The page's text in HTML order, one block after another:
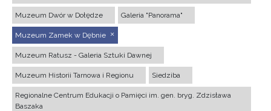
Muzeum Dwór w Dołędze Galeria "Panorama"
Muzeum Zamek w Dębnie
Muzeum Ratusz - Galeria Sztuki Dawnej
Muzeum Historii Tarnowa i Regionu Siedziba
Regionalne Centrum Edukacji o Pamięci im. gen. bryg. Zdzisława
Baszaka